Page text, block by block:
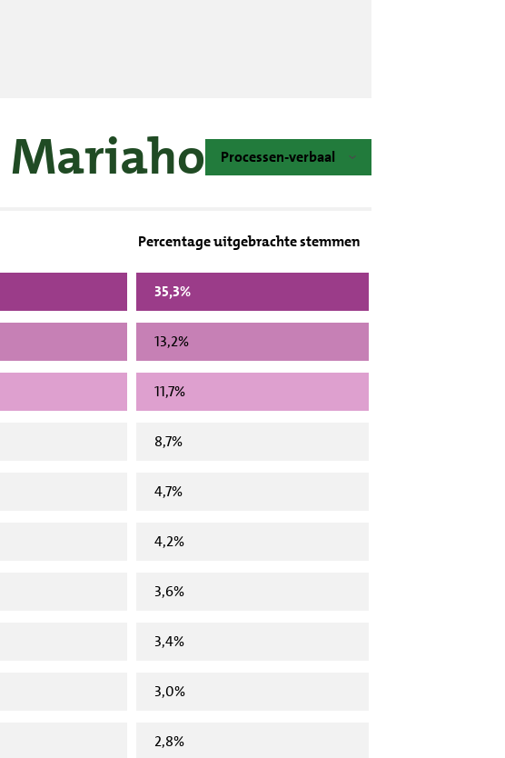
Mariahoeve
Processen-verbaal
Percentage uitgebrachte stemmen
35,3%
13,2%
11,7%
8,7%
4,7%
4,2%
3,6%
3,4%
3,0%
2,8%